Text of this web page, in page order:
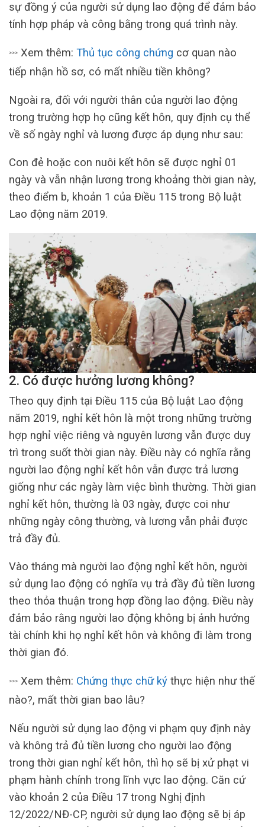
sự đồng ý của người sử dụng lao động để đảm bảo
tính hợp pháp và công bằng trong quá trình này.
>>> Xem thêm: Thủ tục công chứng cơ quan nào
tiếp nhận hồ sơ, có mất nhiều tiền không?
Ngoài ra, đối với người thân của người lao động
trong trường hợp họ cũng kết hôn, quy định cụ thể
về số ngày nghỉ và lương được áp dụng như sau:
Con đẻ hoặc con nuôi kết hôn sẽ được nghỉ 01
ngày và vẫn nhận lương trong khoảng thời gian này,
theo điểm b, khoản 1 của Điều 115 trong Bộ luật
Lao động năm 2019.
2. Có được hưởng lương không?
Theo quy định tại Điều 115 của Bộ luật Lao động
năm 2019, nghỉ kết hôn là một trong những trường
hợp nghỉ việc riêng và nguyên lương vẫn được duy
trì trong suốt thời gian này. Điều này có nghĩa rằng
người lao động nghỉ kết hôn vẫn được trả lương
giống như các ngày làm việc bình thường. Thời gian
nghỉ kết hôn, thường là 03 ngày, được coi như
những ngày công thường, và lương vẫn phải được
trả đầy đủ.
Vào tháng mà người lao động nghỉ kết hôn, người
sử dụng lao động có nghĩa vụ trả đầy đủ tiền lương
theo thỏa thuận trong hợp đồng lao động. Điều này
đảm bảo rằng người lao động không bị ảnh hưởng
tài chính khi họ nghỉ kết hôn và không đi làm trong
thời gian đó.
>>> Xem thêm: Chứng thực chữ ký thực hiện như thế
nào?, mất thời gian bao lâu?
Nếu người sử dụng lao động vi phạm quy định này
và không trả đủ tiền lương cho người lao động
trong thời gian nghỉ kết hôn, thì họ sẽ bị xử phạt vi
phạm hành chính trong lĩnh vực lao động. Căn cứ
vào khoản 2 của Điều 17 trong Nghị định
12/2022/NĐ-CP, người sử dụng lao động sẽ bị áp